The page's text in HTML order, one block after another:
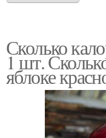
Сколько
1 шт.
яблоке